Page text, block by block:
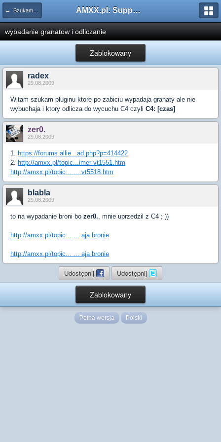
← Szukam pluginu AMXX.pl: Support AMX Mod X i SourceMod
wybadanie granatow i odliczanie
Zablokowany
radex
29.08.2009
Witam szukam pluginu ktore po zabiciu wypadaja granaty ale nie
wybuchaja i ktory odlicza do wycuchu C4 czyli C4: [czas]
zer0.
29.08.2009
1. https://forums.allie...ad.php?p=414422
2. http://amxx.pl/topic...imer-vt1551.htm
http://amxx.pl/topic... ... vt5518.htm
blabla
29.08.2009
to na wypadanie broni bo zer0., mnie uprzedzil z C4 ; ))
http://amxx.pl/topic... ... aja bronie
http://amxx.pl/topic... ... aja bronie
Udostępnij Udostępnij
Zablokowany
Pełna wersja Polski